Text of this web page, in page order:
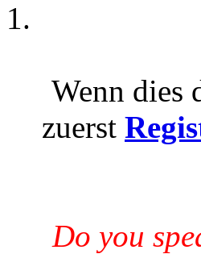
Wenn dies
zuerst
Do you